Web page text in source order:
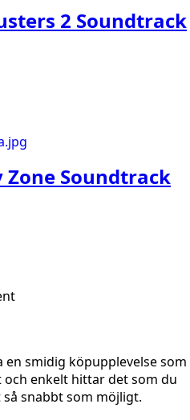
2 Soundtrack
Zone Soundtrack
smidig köpupplevelse som
enkelt hittar det som du
snabbt som möjligt.